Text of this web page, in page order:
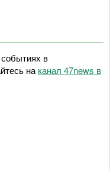
в
на канал 47news в